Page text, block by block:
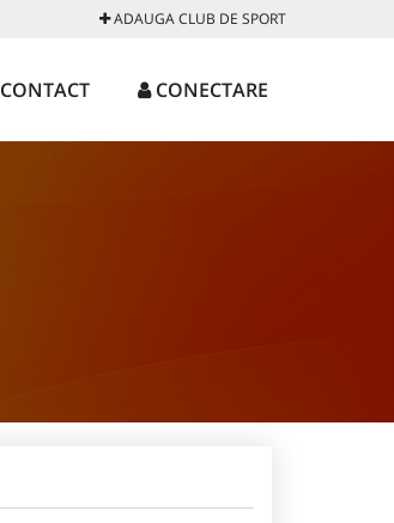
ADAUGA CLUB DE SPORT
CONTACT CONECTARE